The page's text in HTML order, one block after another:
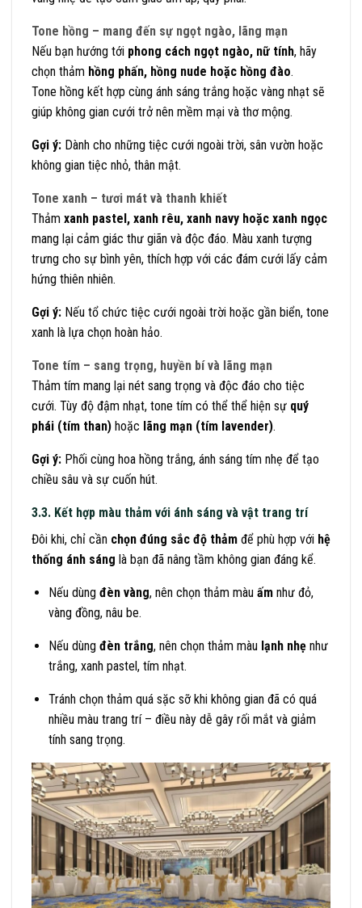
Tone hồng – mang đến sự ngọt ngào, lãng mạn
Nếu bạn hướng tới phong cách ngọt ngào, nữ tính, hãy
chọn thảm hồng phấn, hồng nude hoặc hồng đào.
Tone hồng kết hợp cùng ánh sáng trắng hoặc vàng nhạt sẽ
giúp không gian cưới trở nên mềm mại và thơ mộng.
Gợi ý: Dành cho những tiệc cưới ngoài trời, sân vườn hoặc
không gian tiệc nhỏ, thân mật.
Tone xanh – tươi mát và thanh khiết
Thảm xanh pastel, xanh rêu, xanh navy hoặc xanh ngọc
mang lại cảm giác thư giãn và độc đáo. Màu xanh tượng
trưng cho sự bình yên, thích hợp với các đám cưới lấy cảm
hứng thiên nhiên.
Gợi ý: Nếu tổ chức tiệc cưới ngoài trời hoặc gần biển, tone
xanh là lựa chọn hoàn hảo.
Tone tím – sang trọng, huyền bí và lãng mạn
Thảm tím mang lại nét sang trọng và độc đáo cho tiệc
cưới. Tùy độ đậm nhạt, tone tím có thể thể hiện sự quý
phái (tím than) hoặc lãng mạn (tím lavender).
Gợi ý: Phối cùng hoa hồng trắng, ánh sáng tím nhẹ để tạo
chiều sâu và sự cuốn hút.
3.3. Kết hợp màu thảm với ánh sáng và vật trang trí
Đôi khi, chỉ cần chọn đúng sắc độ thảm để phù hợp với hệ
thống ánh sáng là bạn đã nâng tầm không gian đáng kể.
Nếu dùng đèn vàng, nên chọn thảm màu ấmnhư đỏ,
vàng đồng, nâu be.
Nếu dùng đèn trắng, nên chọn thảm màu lạnh nhẹnhư
trắng, xanh pastel, tím nhạt.
Tránh chọn thảm quá sặc sỡ khi không gian đã có quá
nhiều màu trang trí – điều này dễ gây rối mắt và giảm
tính sang trọng.